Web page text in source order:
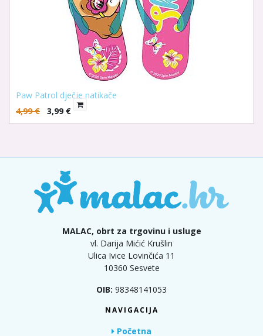
Paw Patrol dječje natikače
4,99€ 3,99 €
MALAC, obrt za trgovinu i usluge
vl. Darija Mićić Krušlin
Ulica Ivice Lovinčića 11
10360 Sesvete
OIB: 98348141053
NAVIGACIJA
Početna